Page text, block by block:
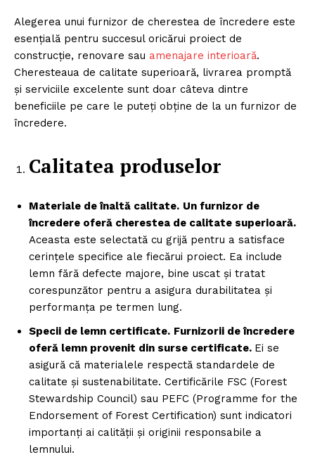
Alegerea unui furnizor de cherestea de încredere este
esențială pentru succesul oricărui proiect de
construcție, renovare sau amenajare interioară.
Cheresteaua de calitate superioară, livrarea promptă
și serviciile excelente sunt doar câteva dintre
beneficiile pe care le puteți obține de la un furnizor de
încredere.
Calitatea produselor
Materiale de înaltă calitate. Un furnizor de
încredere oferă cherestea de calitate superioară.
Aceasta este selectată cu grijă pentru a satisface
cerințele specifice ale fiecărui proiect. Ea include
lemn fără defecte majore, bine uscat și tratat
corespunzător pentru a asigura durabilitatea și
performanța pe termen lung.
Specii de lemn certificate. Furnizorii de încredere
oferă lemn provenit din surse certificate. Ei se
asigură că materialele respectă standardele de
calitate și sustenabilitate. Certificările FSC (Forest
Stewardship Council) sau PEFC (Programme for the
Endorsement of Forest Certification) sunt indicatori
importanți ai calității și originii responsabile a
lemnului.